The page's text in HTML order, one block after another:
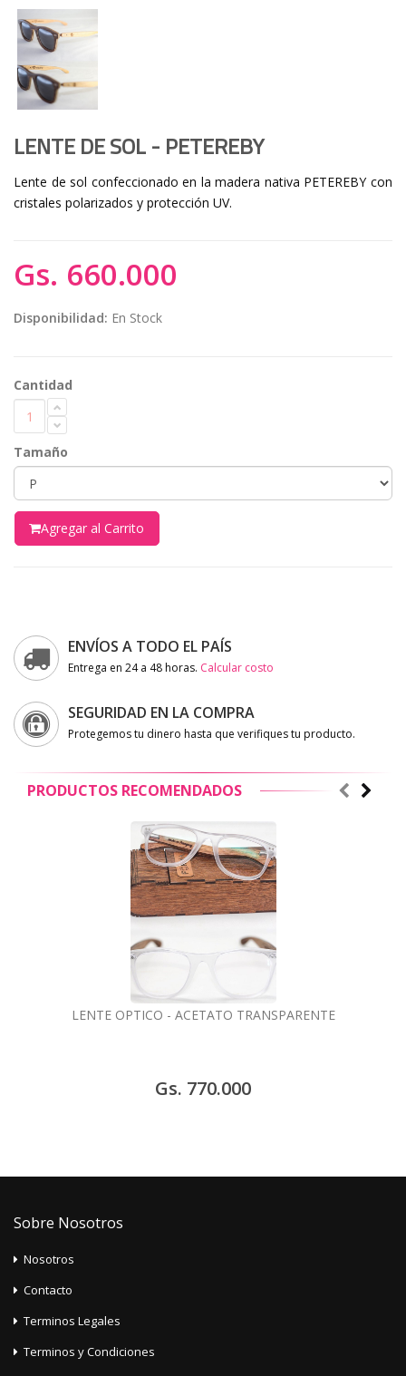
LENTE DE SOL - PETEREBY
Lente de sol confeccionado en la madera nativa PETEREBY con
cristales polarizados y protección UV.
Gs. 660.000
Disponibilidad: En Stock
Cantidad
Tamaño
Agregar al Carrito
ENVÍOS A TODO EL PAÍS
Entrega en 24 a 48 horas. Calcular costo
SEGURIDAD EN LA COMPRA
Protegemos tu dinero hasta que verifiques tu producto.
PRODUCTOS RECOMENDADOS
LENTE OPTICO - ACETATO TRANSPARENTE
Gs. 770.000
Sobre Nosotros
Nosotros
Contacto
Terminos Legales
Terminos y Condiciones